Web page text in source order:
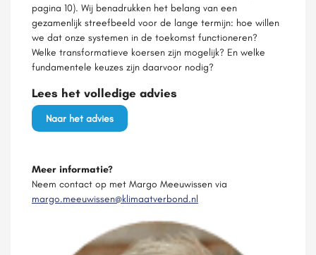
pagina 10). Wij benadrukken het belang van een
gezamenlijk streefbeeld voor de lange termijn: hoe willen
we dat onze systemen in de toekomst functioneren?
Welke transformatieve koersen zijn mogelijk? En welke
fundamentele keuzes zijn daarvoor nodig?
Lees het volledige advies
Naar het advies
Meer informatie?
Neem contact op met Margo Meeuwissen via
margo.meeuwissen@klimaatverbond.nl